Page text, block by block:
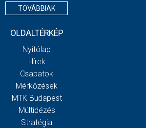
TOVÁBBIAK
OLDALTÉRKÉP
Nyitólap
Hírek
Csapatok
Mérkőzések
MTK Budapest
Múltidézés
Stratégia